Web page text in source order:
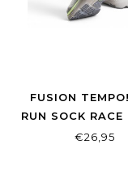
FUSION
RUN SOCK RACE
€26,95